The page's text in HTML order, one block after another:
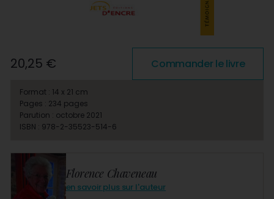
Florence Chaveneau
en savoir plus sur l'auteur
20,25 € Commander le livre
Format : 14 x 21 cm
Pages : 234 pages
Parution : octobre 2021
ISBN : 978-2-35523-514-6